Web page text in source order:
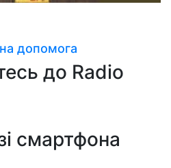
допомога
до Radio
смартфона